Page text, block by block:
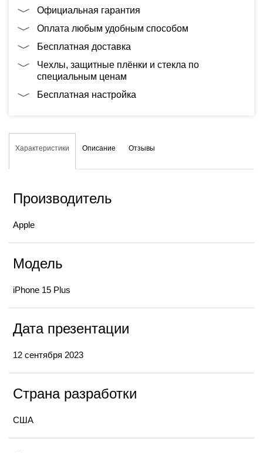
Официальная гарантия
Оплата любым удобным способом
Бесплатная доставка
Чехлы, защитные плёнки и стекла по
специальным ценам
Бесплатная настройка
Описание
Характеристики Отзывы
Производитель
Apple
Модель
iPhone 15 Plus
Дата презентации
12 сентября 2023
Страна разработки
США